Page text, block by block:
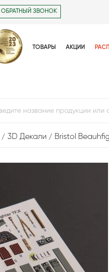
ОБРАТНЫЙ ЗВОНОК
ТОВАРЫ АКЦИИ
3D Декали Bristol